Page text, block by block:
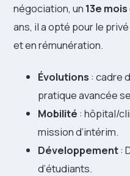
négociation, un 13e mois
ans, il a opté pour le
et en rémunération.
Évolutions : cadre
pratique avancée
Mobilité : hôpital/
mission d’intérim.
Développement:
d’étudiants.